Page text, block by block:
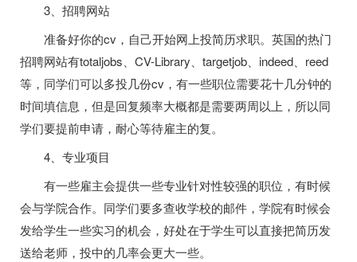
3、招聘网站
准备好你的cv，自己开始网上投简历求职。英国的热门
招聘网站有totaljobs、CV-Library、targetjob、indeed、reed
等，同学们可以多投几份cv，有一些职位需要花十几分钟的
时间填信息，但是回复频率大概都是需要两周以上，所以同
学们要提前申请，耐心等待雇主的复。
4、专业项目
有一些雇主会提供一些专业针对性较强的职位，有时候
会与学院合作。同学们要多查收学校的邮件，学院有时候会
发给学生一些实习的机会，好处在于学生可以直接把简历发
送给老师，投中的几率会更大一些。